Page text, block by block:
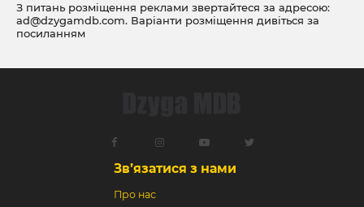
З питань розміщення реклами звертайтеся за адресою:
ad@dzygamdb.com. Варіанти розміщення дивіться за
посиланням
Зв’язатися з нами
Про нас